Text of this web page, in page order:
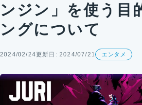
ンジン」を使う目
ングについて
2024/02/24更新日: 2024/07/21 エンタメ